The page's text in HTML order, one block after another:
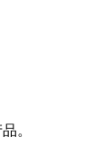
。